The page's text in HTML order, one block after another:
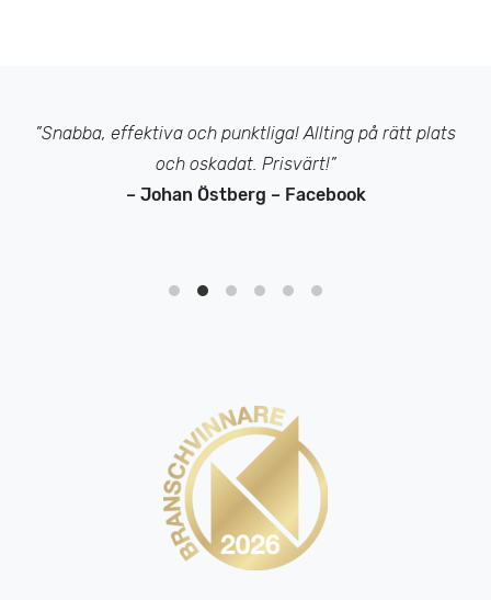
”Snabba, effektiva och punktliga! Allting på rätt plats
och oskadat. Prisvärt!”
– Johan Östberg – Facebook